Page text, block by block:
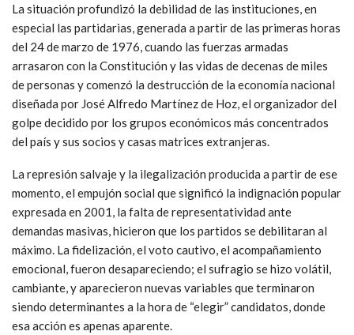
La situación profundizó la debilidad de las instituciones, en
especial las partidarias, generada a partir de las primeras horas
del 24 de marzo de 1976, cuando las fuerzas armadas
arrasaron con la Constitución y las vidas de decenas de miles
de personas y comenzó la destrucción de la economía nacional
diseñada por José Alfredo Martínez de Hoz, el organizador del
golpe decidido por los grupos económicos más concentrados
del país y sus socios y casas matrices extranjeras.
La represión salvaje y la ilegalización producida a partir de ese
momento, el empujón social que significó la indignación popular
expresada en 2001, la falta de representatividad ante
demandas masivas, hicieron que los partidos se debilitaran al
máximo. La fidelización, el voto cautivo, el acompañamiento
emocional, fueron desapareciendo; el sufragio se hizo volátil,
cambiante, y aparecieron nuevas variables que terminaron
siendo determinantes a la hora de “elegir” candidatos, donde
esa acción es apenas aparente.